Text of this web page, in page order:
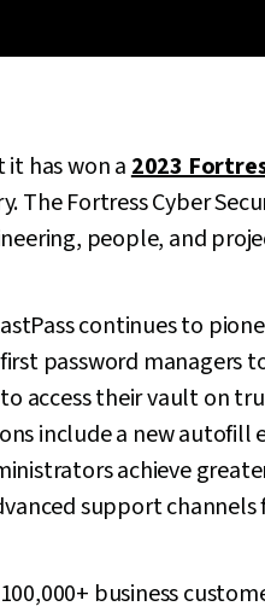
has won a2023
Fortress Cyber
people, and
continues to
password managers
access their vault on
include a new autofill
achieve
support channels
business